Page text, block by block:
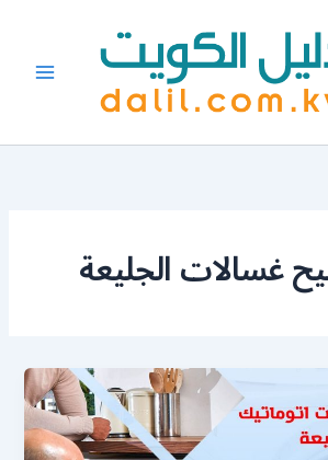
غسالات الجليعة